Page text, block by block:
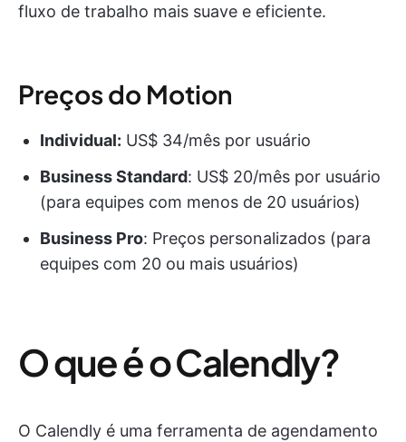
fluxo de trabalho mais suave e eficiente.
Preços do Motion
Individual: US$ 34/mês por usuário
Business Standard: US$ 20/mês por usuário
(para equipes com menos de 20 usuários)
Business Pro: Preços personalizados (para
equipes com 20 ou mais usuários)
O que é o Calendly?
O Calendly é uma ferramenta de agendamento